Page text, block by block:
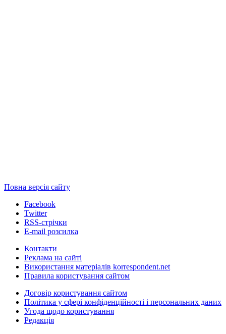
Повна версія сайту
Facebook
Twitter
RSS-стрічки
E-mail розсилка
Контакти
Реклама на сайті
Використання матеріалів korrespondent.net
Правила користування сайтом
Договір користування сайтом
Політика у сфері конфіденційності і персональних даних
Угода щодо користування
Редакція